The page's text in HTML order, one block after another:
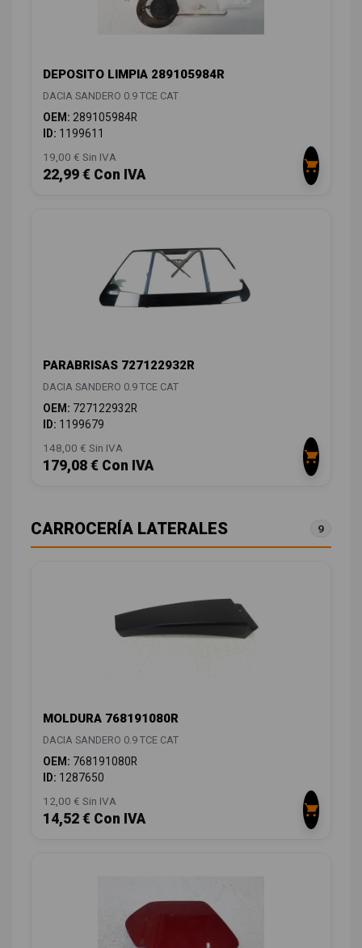
DEPOSITO LIMPIA 289105984R
DACIA SANDERO 0.9 TCE CAT
OEM: 289105984R
ID: 1199611
19,00 € Sin IVA
22,99 € Con IVA
PARABRISAS 727122932R
DACIA SANDERO 0.9 TCE CAT
OEM: 727122932R
ID: 1199679
148,00 € Sin IVA
179,08 € Con IVA
CARROCERÍA LATERALES 9
MOLDURA 768191080R
DACIA SANDERO 0.9 TCE CAT
OEM: 768191080R
ID: 1287650
12,00 € Sin IVA
14,52 € Con IVA